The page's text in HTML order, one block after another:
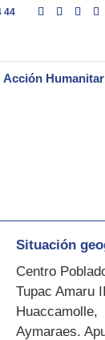
44
Acción
Situación
Centro
Tupac Amaru
Huaccamolle,
Aymaraes.